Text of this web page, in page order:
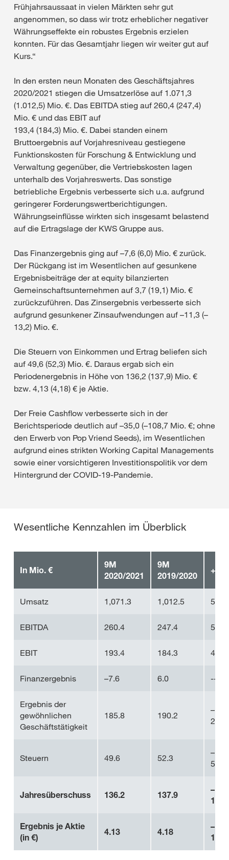
Frühjahrsaussaat in vielen Märkten sehr gut
angenommen, so dass wir trotz erheblicher negativer
Währungseffekte ein robustes Ergebnis erzielen
konnten. Für das Gesamtjahr liegen wir weiter gut auf
Kurs.“
In den ersten neun Monaten des Geschäftsjahres
2020/2021 stiegen die Umsatzerlöse auf 1.071,3
(1.012,5) Mio. €. Das EBITDA stieg auf 260,4 (247,4)
Mio. € und das EBIT auf
193,4 (184,3) Mio. €. Dabei standen einem
Bruttoergebnis auf Vorjahresniveau gestiegene
Funktionskosten für Forschung & Entwicklung und
Verwaltung gegenüber, die Vertriebskosten lagen
unterhalb des Vorjahreswerts. Das sonstige
betriebliche Ergebnis verbesserte sich u.a. aufgrund
geringerer Forderungswertberichtigungen.
Währungseinflüsse wirkten sich insgesamt belastend
auf die Ertragslage der KWS Gruppe aus.
Das Finanzergebnis ging auf –7,6 (6,0) Mio. € zurück.
Der Rückgang ist im Wesentlichen auf gesunkene
Ergebnisbeiträge der at equity bilanzierten
Gemeinschaftsunternehmen auf 3,7 (19,1) Mio. €
zurückzuführen. Das Zinsergebnis verbesserte sich
aufgrund gesunkener Zinsaufwendungen auf –11,3 (–
13,2) Mio. €.
Die Steuern von Einkommen und Ertrag beliefen sich
auf 49,6 (52,3) Mio. €. Daraus ergab sich ein
Periodenergebnis in Höhe von 136,2 (137,9) Mio. €
bzw. 4,13 (4,18) € je Aktie.
Der Freie Cashflow verbesserte sich in der
Berichtsperiode deutlich auf –35,0 (–108,7 Mio. €; ohne
den Erwerb von Pop Vriend Seeds), im Wesentlichen
aufgrund eines strikten Working Capital Managements
sowie einer vorsichtigeren Investitionspolitik vor dem
Hintergrund der COVID-19-Pandemie.
Wesentliche Kennzahlen im Überblick
In Mio. €
9M
2020/2021
9M
2019/2020
+/–
Umsatz 1,071.3 1,012.5
EBITDA 260.4 247.4
EBIT 193.4 184.3
Finanzergebnis –7.6 6.0 ---
Ergebnis der
gewöhnlichen
Geschäftstätigkeit
185.8 190.2
–
Steuern 49.6 52.3
–
Jahresüberschuss 136.2 137.9
–
Ergebnis je Aktie
(in €)
4.13 4.18
–